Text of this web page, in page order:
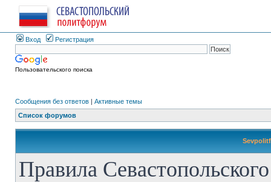
Вход Регистрация
Пользовательского поиска
Сообщения без ответов | Активные темы
Список форумов
Правила